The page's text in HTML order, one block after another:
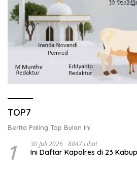
TOP7
Berita Paling Top Bulan Ini
1 30 Juli 2026 8847 Lihat
Ini Daftar Kapolres di 23